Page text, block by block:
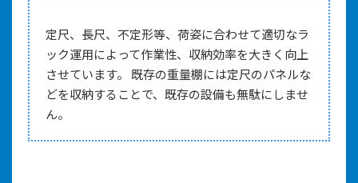
定尺、長尺、不定形等、荷姿に合わせて適切なラ
ック運用によって作業性、収納効率を大きく向上
させています。 既存の重量棚には定尺のパネルな
どを収納することで、既存の設備も無駄にしませ
ん。